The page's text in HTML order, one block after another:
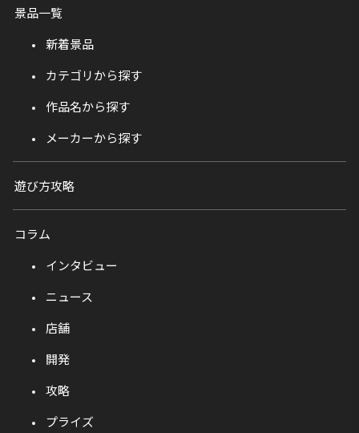
景品一覧
新着景品
カテゴリから探す
作品名から探す
メーカーから探す
遊び方攻略
コラム
インタビュー
ニュース
店舗
開発
攻略
プライズ